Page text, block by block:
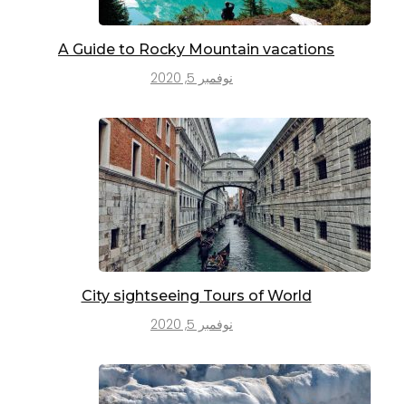
A Guide to Rocky Mountain vacations
نوفمبر 5, 2020
City sightseeing Tours of World
نوفمبر 5, 2020